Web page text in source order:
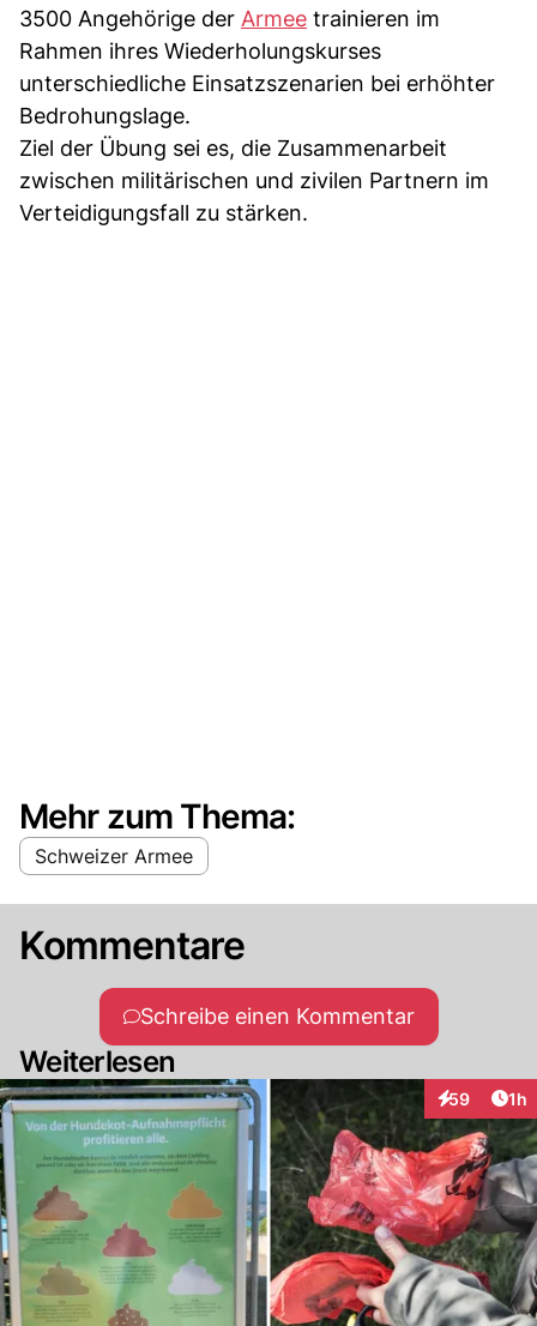
3500 Angehörige der Armee trainieren im
Rahmen ihres Wiederholungskurses
unterschiedliche Einsatzszenarien bei erhöhter
Bedrohungslage.
Ziel der Übung sei es, die Zusammenarbeit
zwischen militärischen und zivilen Partnern im
Verteidigungsfall zu stärken.
Mehr zum Thema:
Schweizer Armee
Kommentare
Schreibe einen Kommentar
Weiterlesen
59
Interaktionen
1h